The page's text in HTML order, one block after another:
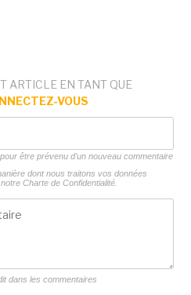
ARTICLE EN TANT QUE
VOUS
être prévenu d'un nouveau commentaire
dont nous traitons vos données
Charte de Confidentialité.
dans les commentaires